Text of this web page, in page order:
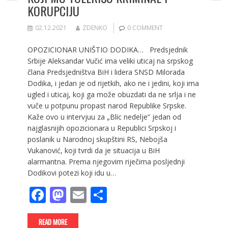
KORUPCIJU
02.12.2021 ZDENKO 0 COMMENT
OPOZICIONAR UNIŠTIO DODIKA… Predsjednik
Srbije Aleksandar Vučić ima veliki uticaj na srpskog
člana Predsjedništva BiH i lidera SNSD Milorada
Dodika, i jedan je od rijetkih, ako ne i jedini, koji ima
ugled i uticaj, koji ga može obuzdati da ne srlja i ne
vuče u potpunu propast narod Republike Srpske.
Kaže ovo u intervjuu za „Blic nedelje“ jedan od
najglasnijih opozicionara u Republici Srpskoj i
poslanik u Narodnoj skupštini RS, Nebojša
Vukanović, koji tvrdi da je situacija u BiH
alarmantna. Prema njegovim riječima posljednji
Dodikovi potezi koji idu u…
F
ac
M
as
E S
READ MORE